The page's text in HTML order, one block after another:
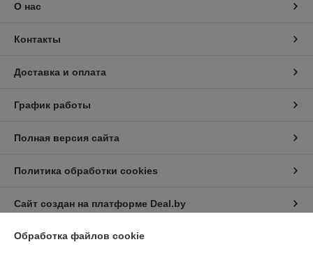
О нас
Контакты
Доставка и оплата
График работы
Полная версия сайта
Политика обработки cookies
Сайт создан на платформе Deal.by
Обработка файлов cookie